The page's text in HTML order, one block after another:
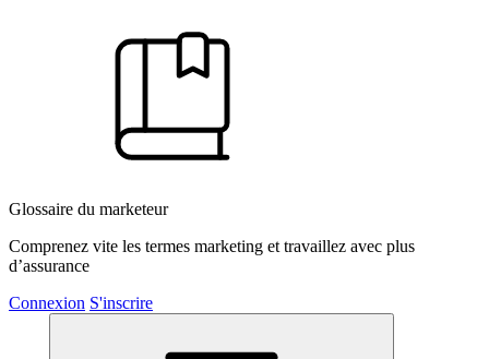
Glossaire du marketeur
Comprenez vite les termes marketing et travaillez avec plus
d’assurance
Connexion S'inscrire